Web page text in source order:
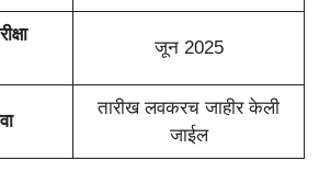
जून 2025
तारीख लवकरच जाहीर केली
जाईल